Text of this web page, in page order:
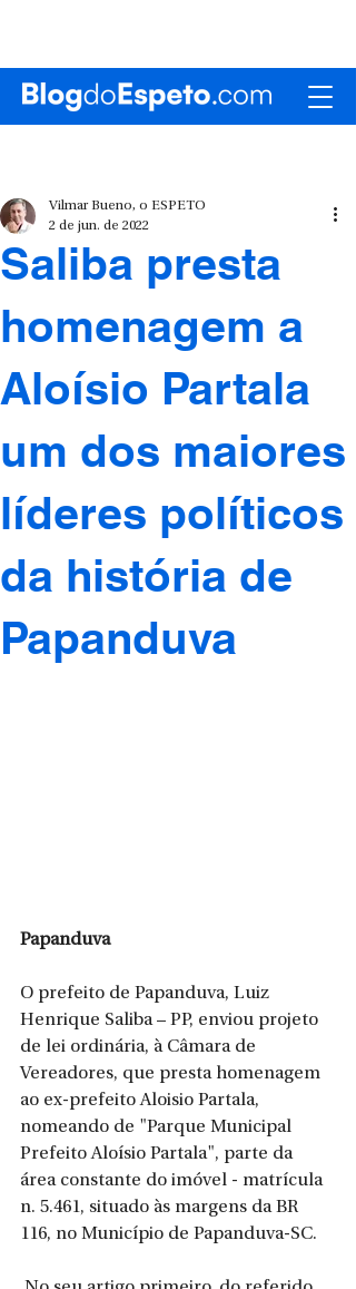
Saliba presta
homenagem a
Aloísio Partala
um dos maiores
líderes políticos
da história de
Papanduva
Vilmar Bueno, o ESPETO
2 de jun. de 2022
Papanduva
O prefeito de Papanduva, Luiz
Henrique Saliba – PP, enviou projeto
de lei ordinária, à Câmara de
Vereadores, que presta homenagem
ao ex-prefeito Aloisio Partala,
nomeando de "Parque Municipal
Prefeito Aloísio Partala", parte da
área constante do imóvel - matrícula
n. 5.461, situado às margens da BR
116, no Município de Papanduva-SC.